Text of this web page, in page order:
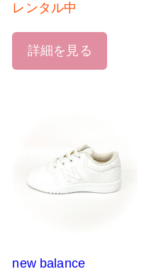
レンタル中
詳細を見る
new balance